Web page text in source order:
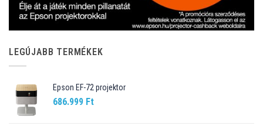
LEGÚJABB TERMÉKEK
Epson EF-72 projektor
686.999 Ft